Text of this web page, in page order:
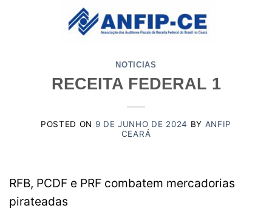
NOTICIAS
RECEITA FEDERAL 1
POSTED ON 9 DE JUNHO DE 2024 BY ANFIP
CEARÁ
RFB, PCDF e PRF combatem mercadorias
pirateadas